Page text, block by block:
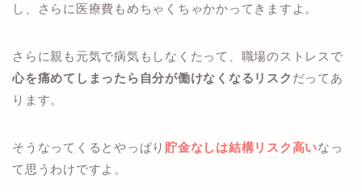
し、さらに医療費もめちゃくちゃかかってきますよ。
さらに親も元気で病気もしなくたって、職場のストレスで
心を痛めてしまったら自分が働けなくなるリスク だってあ
ります。
そうなってくるとやっぱり 貯金なしは結構リスク高いなっ
て思うわけですよ。